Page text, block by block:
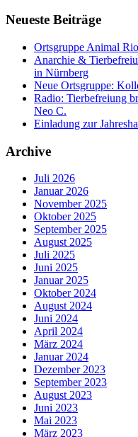
Neueste Beiträge
Ortsgruppe Animal
Anarchie &
in Nürnberg
Neue Ortsgruppe:
Radio: Tierbefreiung
Neo C.
Einladung zur
Archive
Juli 2026
Januar 2026
November 2025
Oktober 2025
September 2025
August 2025
Juli 2025
Juni 2025
Januar 2025
Oktober 2024
August 2024
Juni 2024
April 2024
März 2024
Januar 2024
Dezember 2023
September 2023
August 2023
Juni 2023
Mai 2023
März 2023